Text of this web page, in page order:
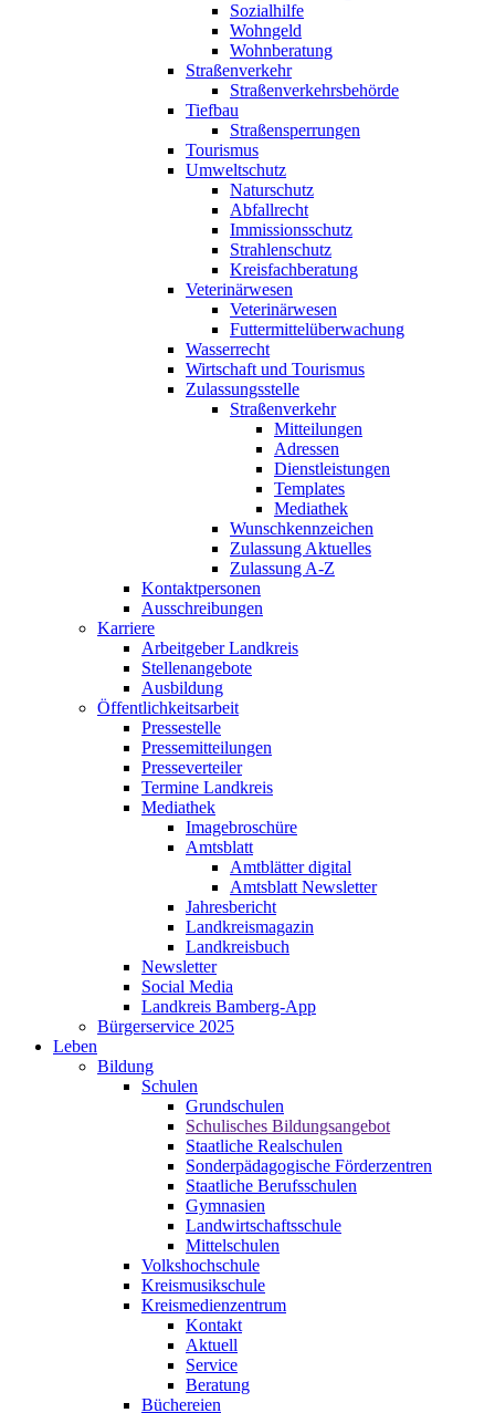
Sozialhilfe
Wohngeld
Wohnberatung
Straßenverkehr
Straßenverkehrsbehörde
Tiefbau
Straßensperrungen
Tourismus
Umweltschutz
Naturschutz
Abfallrecht
Immissionsschutz
Strahlenschutz
Kreisfachberatung
Veterinärwesen
Veterinärwesen
Futtermittelüberwachung
Wasserrecht
Wirtschaft und Tourismus
Zulassungsstelle
Straßenverkehr
Mitteilungen
Adressen
Dienstleistungen
Templates
Mediathek
Wunschkennzeichen
Zulassung Aktuelles
Zulassung A-Z
Kontaktpersonen
Ausschreibungen
Karriere
Arbeitgeber Landkreis
Stellenangebote
Ausbildung
Öffentlichkeitsarbeit
Pressestelle
Pressemitteilungen
Presseverteiler
Termine Landkreis
Mediathek
Imagebroschüre
Amtsblatt
Amtblätter digital
Amtsblatt Newsletter
Jahresbericht
Landkreismagazin
Landkreisbuch
Newsletter
Social Media
Landkreis Bamberg-App
Bürgerservice 2025
Leben
Bildung
Schulen
Grundschulen
Schulisches Bildungsangebot
Staatliche Realschulen
Sonderpädagogische Förderzentren
Staatliche Berufsschulen
Gymnasien
Landwirtschaftsschule
Mittelschulen
Volkshochschule
Kreismusikschule
Kreismedienzentrum
Kontakt
Aktuell
Service
Beratung
Büchereien